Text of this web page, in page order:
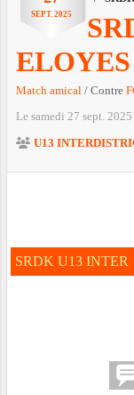
SEPT. 2025
ELOYES
Match amical / Contre
Le samedi 27 sept. 2025
U13
SRDK U13 INTER